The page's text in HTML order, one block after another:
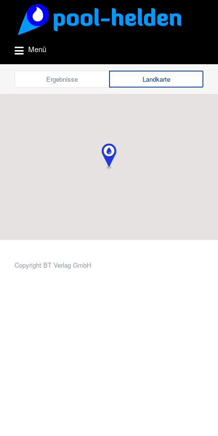
Suchen
nach:
Menü
Ergebnisse Landkarte
Copyright BT Verlag GmbH